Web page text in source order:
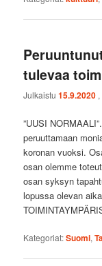
tulevaa
Julkaistu15.9.2020
”UUSI
peruuttamaan
koronan vuoksi.
osan olemme
osan syksyn
lopussa olevan
Kategoriat:Suomi,